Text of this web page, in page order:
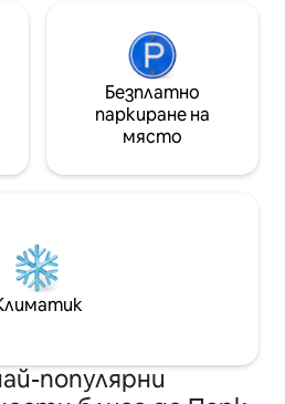
Безплатно
паркиране на
място
популярни